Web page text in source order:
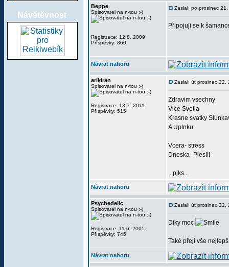
Návštěvnost
Beppe
Spisovatel na n-tou :-)
Registrace: 12.8. 2009
Příspěvky: 860
Zaslal: po prosinec
Připojuji se k
Návrat nahoru
arikiran
Spisovatel na n-tou :-)
Registrace: 13.7. 2011
Příspěvky: 515
Zaslal: út prosinec 22,
Zdravim vsechny
Vice Svetla
Krasne svatky
A Uplnku
Vcera- stress
Dneska- Ples!!!
...pjks...
Návrat nahoru
Psychedelic
Spisovatel na n-tou :-)
Registrace: 11.6. 2005
Příspěvky: 745
Zaslal: út prosinec 22,
Díky moc
Také přeji vše
Návrat nahoru